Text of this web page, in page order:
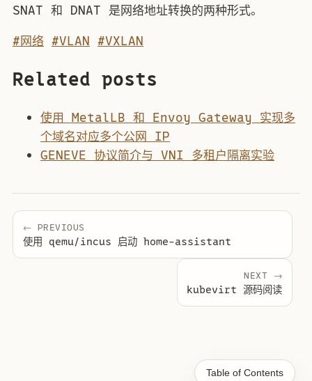
SNAT 和 DNAT 是网络地址转换的两种形式。
#网络 #VLAN #VXLAN
Related posts
使用 MetalLB 和 Envoy Gateway 实现多
个域名对应多个公网 IP
GENEVE 协议简介与 VNI 多租户隔离实验
← PREVIOUS
使用 qemu/incus 启动 home-assistant
NEXT →
kubevirt 源码阅读
Table of Contents